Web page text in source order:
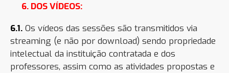
6. DOS VÍDEOS:
6.1. Os vídeos das sessões são transmitidos via
streaming (e não por download) sendo propriedade
intelectual da instituição contratada e dos
professores, assim como as atividades propostas e